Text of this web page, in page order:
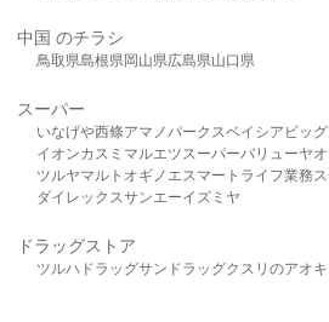
中国 のチラシ
鳥取県島根県岡山県広島県山口県
スーパー
いなげや西條アマノパークスベイシア ビッ
イオンカスミ マルエツスーパーバリューヤ
ツルヤマルト オギノ エスマート ライフ業務
ダイレックスサンエーイズミヤ
ドラッグストア
ツルハドラッグサンドラッグクスリのアオキ